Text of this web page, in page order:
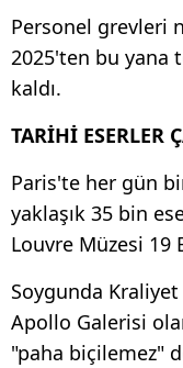
Personel grevleri
2025'ten bu yana
kaldı.
TARİHİ ESERLER
Paris'te her gün
yaklaşık 35 bin
Louvre Müzesi 19
Soygunda
Apollo Galerisi
"paha biçilemez"